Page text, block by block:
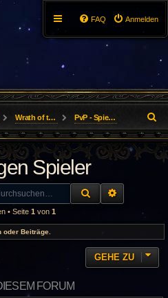
Anmelden
FAQ
Wrath of the Lich King PvP - Spieler gegen Spieler
u
c
Spieler
SUCHE
• Seite 1 von 1
oder Beiträge.
GEHE ZU
FORUM